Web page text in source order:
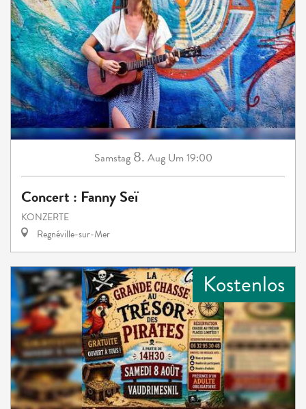
Samstag 8. Aug Um 19:00
Concert : Fanny Seï
KONZERTE
Regnéville-sur-Mer
Kostenlos